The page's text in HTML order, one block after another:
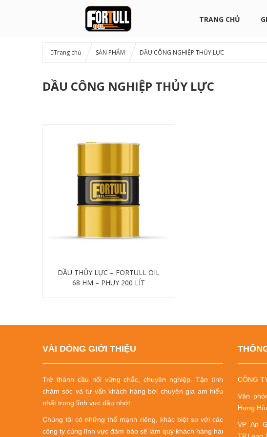
TRANG CHỦ
Trang chủ SẢN PHẨM DẦU CÔNG NGHIỆP THỦY LỰC
DẦU CÔNG NGHIỆP THỦY LỰC
DẦU THỦY LỰC – FORTULL OIL
68 HM – PHUY 200 LÍT
VÀI DÒNG GIỚI THIỆU
Trở thành cầu nối vững chắc, chuyên nghiệp.Tận tình
chăm sóc và tư vấn khách hàng bởi chuyên gia am hiểu
nhất trong lĩnh vực dầu nhớt.
Chúng tôi có những thế mạnh riêng, khác biệt so với các
công ty cùng lĩnh vực đảm bảo sẽ làm quý khách hàng hài
CÔNG
Văn
Hưng
VP An